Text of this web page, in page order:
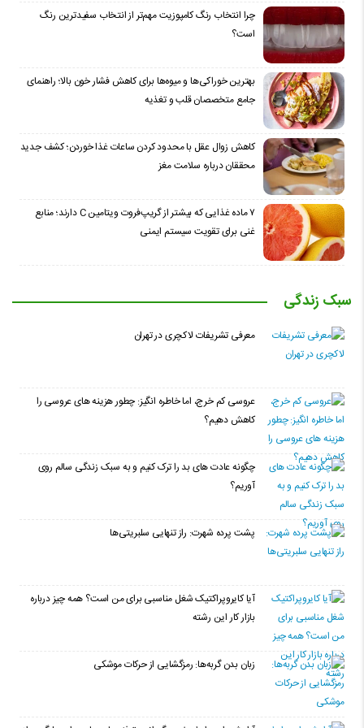
چرا انتخاب رنگ کامپوزیت مهم‌تر از انتخاب سفیدترین رنگ
است؟
بهترین خوراکی‌ها و میوه‌ها برای کاهش فشار خون بالا؛ راهنمای
جامع متخصصان قلب و تغذیه
کاهش زوال عقل با محدود کردن ساعات غذا خوردن؛ کشف جدید
محققان درباره سلامت مغز
۷ ماده غذایی که بیشتر از گریپ‌فروت ویتامین C دارند؛ منابع
غنی برای تقویت سیستم ایمنی
سبک زندگی
معرفی تشریفات لاکچری در تهران
عروسی کم خرج، اما خاطره انگیز: چطور هزینه های عروسی را
کاهش دهیم؟
چگونه عادت‌ های بد را ترک کنیم و به سبک زندگی سالم روی
آوریم؟
پشت پرده شهرت: راز تنهایی سلبریتی‌ها
آیا کایروپراکتیک شغل مناسبی برای من است؟ همه چیز درباره
بازار کار این رشته
زبان بدن گربه‌ها: رمزگشایی از حرکات موشکی